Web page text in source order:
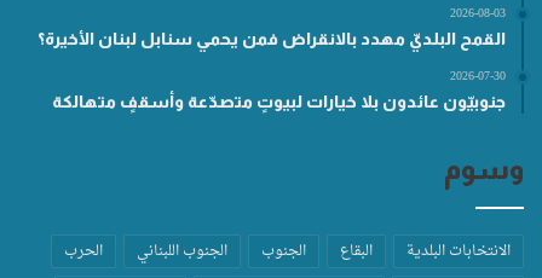
2026-08-03
القمح البلديّ مهدد بالانقراض فمن يحمي سنابل لبنان الأخيرة؟
2026-07-30
جنوبيّون عائدون بلا خيارات لبيوتٍ متصدّعة وأسقفٍ متهالكة
وسوم
الانتخابات البلدية البقاع الجنوب الجنوب اللبناني
الحرب